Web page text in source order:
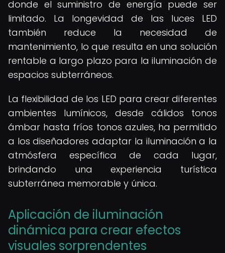
donde el suministro de energía puede ser
limitado. La longevidad de las luces LED
también reduce la necesidad de
mantenimiento, lo que resulta en una solución
rentable a largo plazo para la iluminación de
espacios subterráneos.
La flexibilidad de los LED para crear diferentes
ambientes lumínicos, desde cálidos tonos
ámbar hasta fríos tonos azules, ha permitido
a los diseñadores adaptar la iluminación a la
atmósfera específica de cada lugar,
brindando una experiencia turística
subterránea memorable y única.
Aplicación de iluminación
dinámica para crear efectos
visuales sorprendentes